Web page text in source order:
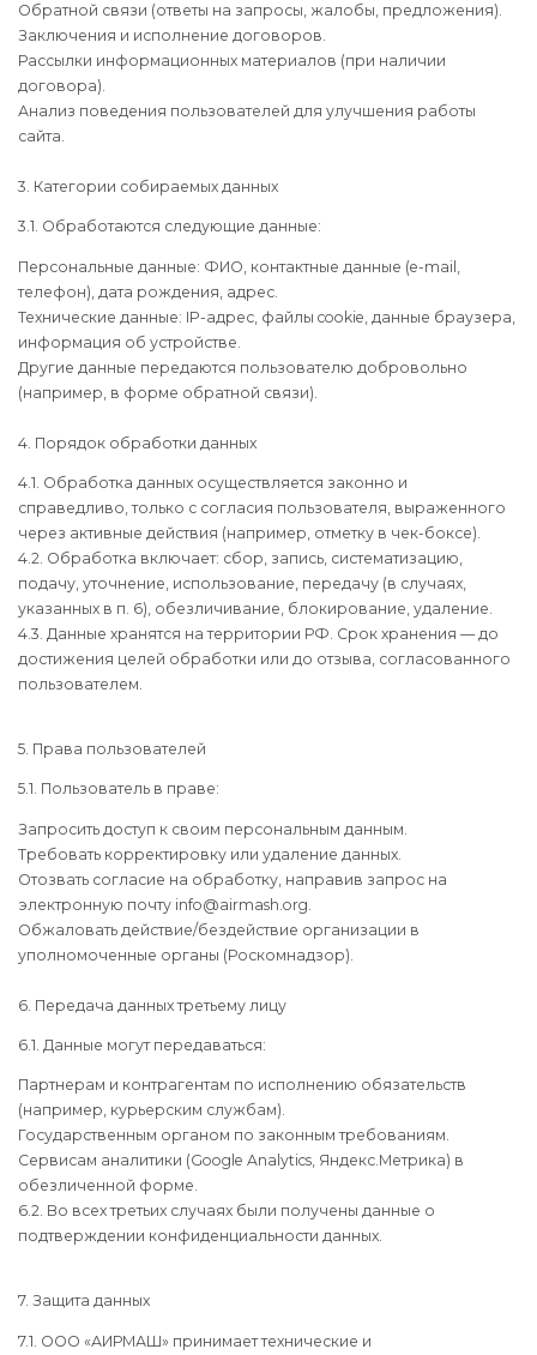
Обратной связи (ответы на запросы, жалобы, предложения).
Заключения и исполнение договоров.
Рассылки информационных материалов (при наличии
договора).
Анализ поведения пользователей для улучшения работы
сайта.
3. Категории собираемых данных
3.1. Обработаются следующие данные:
Персональные данные: ФИО, контактные данные (e-mail,
телефон), дата рождения, адрес.
Технические данные: IP-адрес, файлы cookie, данные браузера,
информация об устройстве.
Другие данные передаются пользователю добровольно
(например, в форме обратной связи).
4. Порядок обработки данных
4.1. Обработка данных осуществляется законно и
справедливо, только с согласия пользователя, выраженного
через активные действия (например, отметку в чек-боксе).
4.2. Обработка включает: сбор, запись, систематизацию,
подачу, уточнение, использование, передачу (в случаях,
указанных в п. 6), обезличивание, блокирование, удаление.
4.3. Данные хранятся на территории РФ. Срок хранения — до
достижения целей обработки или до отзыва, согласованного
пользователем.
5. Права пользователей
5.1. Пользователь в праве:
Запросить доступ к своим персональным данным.
Требовать корректировку или удаление данных.
Отозвать согласие на обработку, направив запрос на
электронную почту info@airmash.org.
Обжаловать действие/бездействие организации в
уполномоченные органы (Роскомнадзор).
6. Передача данных третьему лицу
6.1. Данные могут передаваться:
Партнерам и контрагентам по исполнению обязательств
(например, курьерским службам).
Государственным органом по законным требованиям.
Сервисам аналитики (Google Analytics, Яндекс.Метрика) в
обезличенной форме.
6.2. Во всех третьих случаях были получены данные о
подтверждении конфиденциальности данных.
7. Защита данных
7.1. ООО «АИРМАШ» принимает технические и